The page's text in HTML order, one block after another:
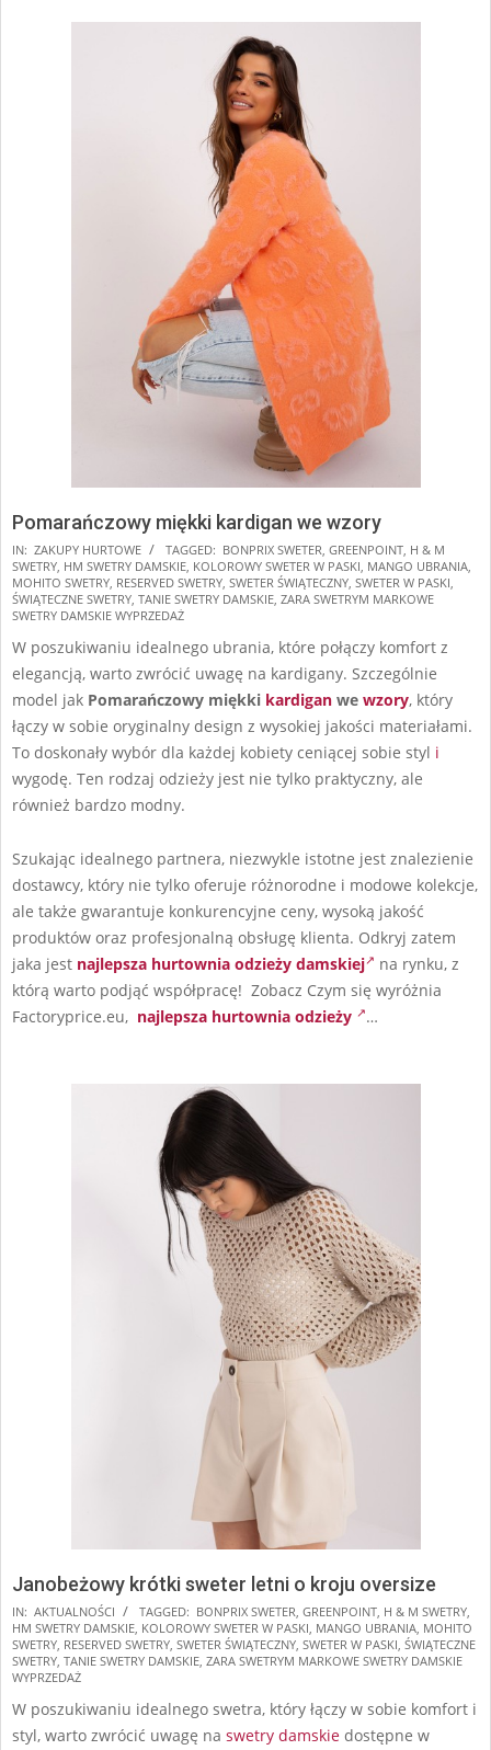
Pomarańczowy miękki kardigan we wzory
2025-
11-
17
IN: ZAKUPY HURTOWE TAGGED: BONPRIX SWETER, GREENPOINT, H & M
SWETRY, HM SWETRY DAMSKIE, KOLOROWY SWETER W PASKI, MANGO UBRANIA,
MOHITO SWETRY, RESERVED SWETRY, SWETER ŚWIĄTECZNY, SWETER W PASKI,
ŚWIĄTECZNE SWETRY, TANIE SWETRY DAMSKIE, ZARA SWETRYM MARKOWE
SWETRY DAMSKIE WYPRZEDAŻ
W poszukiwaniu idealnego ubrania, które połączy komfort z
elegancją, warto zwrócić uwagę na kardigany. Szczególnie
model jak Pomarańczowy miękki kardigan we wzory, który
łączy w sobie oryginalny design z wysokiej jakości materiałami.
To doskonały wybór dla każdej kobiety ceniącej sobie styl i
wygodę. Ten rodzaj odzieży jest nie tylko praktyczny, ale
również bardzo modny.
Szukając idealnego partnera, niezwykle istotne jest znalezienie
dostawcy, który nie tylko oferuje różnorodne i modowe kolekcje,
ale także gwarantuje konkurencyjne ceny, wysoką jakość
produktów oraz profesjonalną obsługę klienta. Odkryj zatem
jaka jest najlepsza hurtownia odzieży damskiej
na rynku, z
którą warto podjąć współpracę! Zobacz Czym się wyróżnia
Factoryprice.eu, najlepsza hurtownia odzieży …
Janobeżowy krótki sweter letni o kroju oversize
2025-
11-
16
IN: AKTUALNOŚCI TAGGED: BONPRIX SWETER, GREENPOINT, H & M SWETRY,
HM SWETRY DAMSKIE, KOLOROWY SWETER W PASKI, MANGO UBRANIA, MOHITO
SWETRY, RESERVED SWETRY, SWETER ŚWIĄTECZNY, SWETER W PASKI, ŚWIĄTECZNE
SWETRY, TANIE SWETRY DAMSKIE, ZARA SWETRYM MARKOWE SWETRY DAMSKIE
WYPRZEDAŻ
W poszukiwaniu idealnego swetra, który łączy w sobie komfort i
styl, warto zwrócić uwagę na swetry damskie dostępne w